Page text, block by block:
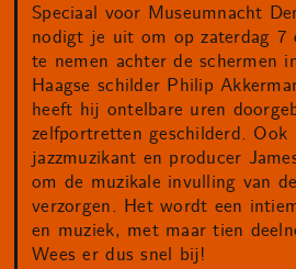
Speciaal voor Museumnacht
nodigt je uit om op zaterdag 7
te nemen achter de schermen
Haagse schilder Philip
heeft hij ontelbare uren
zelfportretten geschilderd. Ook
jazzmuzikant en producer
om de muzikale invulling van
verzorgen. Het wordt een
en muziek, met maar tien
Wees er dus snel bij!